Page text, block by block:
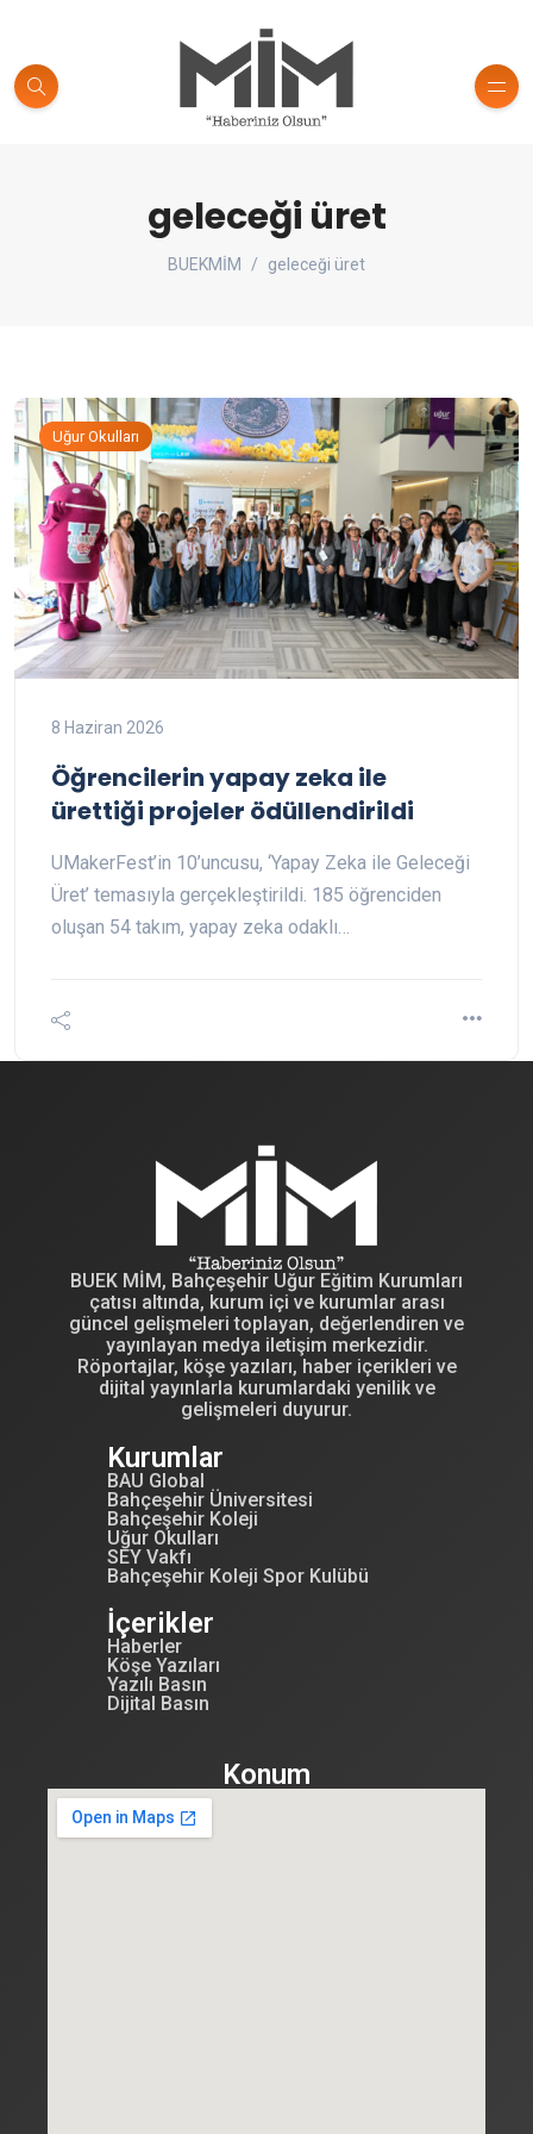
geleceği üret
BUEKMİM geleceği üret
Uğur Okulları
8 Haziran 2026
Öğrencilerin yapay zeka ile
ürettiği projeler ödüllendirildi
UMakerFest’in 10’uncusu, ‘Yapay Zeka ile Geleceği
Üret’ temasıyla gerçekleştirildi. 185 öğrenciden
oluşan 54 takım, yapay zeka odaklı…
BUEK MİM, Bahçeşehir Uğur Eğitim Kurumları
çatısı altında, kurum içi ve kurumlar arası
güncel gelişmeleri toplayan, değerlendiren ve
yayınlayan medya iletişim merkezidir.
Röportajlar, köşe yazıları, haber içerikleri ve
dijital yayınlarla kurumlardaki yenilik ve
gelişmeleri duyurur.
Kurumlar
BAU Global
Bahçeşehir Üniversitesi
Bahçeşehir Koleji
Uğur Okulları
SEY Vakfı
Bahçeşehir Koleji Spor Kulübü
İçerikler
Haberler
Köşe Yazıları
Yazılı Basın
Dijital Basın
Konum